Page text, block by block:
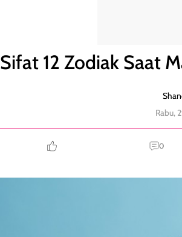
Sifat 12 Zodiak Saat
Rabu,
0